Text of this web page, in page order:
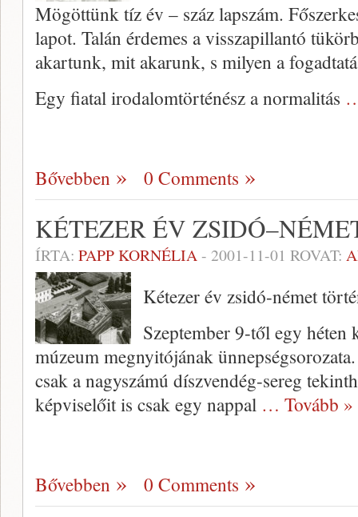
Mögöttünk tíz év – száz lapszám.
lapot. Talán érdemes a vissza­pillantó
akartunk, mit akarunk, s milyen a
Egy fiatal irodalomtörténész a normalitás
Bővebben 0 Comments
KÉTEZER ÉV
ÍRTA: PAPP KORNÉLIA- 2001-11-01 ROVAT:
Kétezer év zsidó-német
Szeptember 9-től egy
múzeum megnyi­tójának
csak a nagyszámú díszvendég-sereg
képviselőit is csak egy nappal … Tovább »
Bővebben 0 Comments